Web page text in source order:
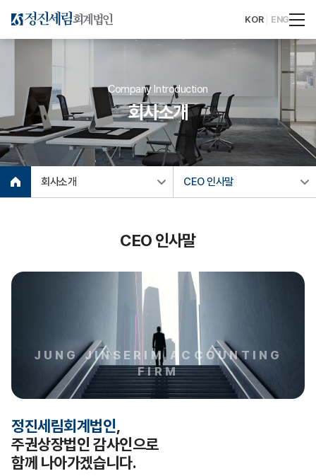
KOR ENG
Company Introduction
회사소개
회사소개 CEO 인사말
CEO 인사말
JUNG JINSERIM ACCOUNTING
FIRM
정진세림회계법인,
주권상장법인 감사인으로
함께 나아가겠습니다.